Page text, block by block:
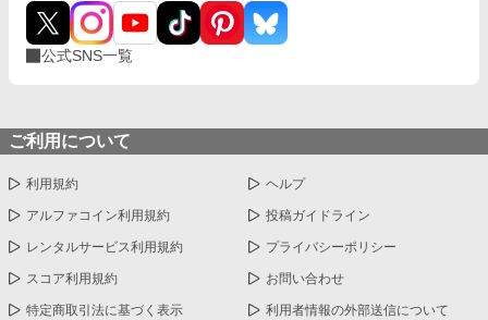
公式SNS一覧
ご利用について
利用規約 ヘルプ
アルファコイン利用規約 投稿ガイドライン
レンタルサービス利用規約 プライバシーポリシー
スコア利用規約 お問い合わせ
特定商取引法に基づく表示 利用者情報の外部送信について